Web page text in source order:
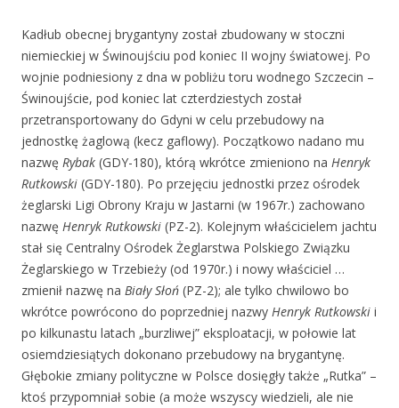
Kadłub obecnej brygantyny został zbudowany w stoczni
niemieckiej w Świnoujściu pod koniec II wojny światowej. Po
wojnie podniesiony z dna w pobliżu toru wodnego Szczecin –
Świnoujście, pod koniec lat czterdziestych został
przetransportowany do Gdyni w celu przebudowy na
jednostkę żaglową (kecz gaflowy). Początkowo nadano mu
nazwę Rybak (GDY-180), którą wkrótce zmieniono na Henryk
Rutkowski (GDY-180). Po przejęciu jednostki przez ośrodek
żeglarski Ligi Obrony Kraju w Jastarni (w 1967r.) zachowano
nazwę Henryk Rutkowski (PZ-2). Kolejnym właścicielem jachtu
stał się Centralny Ośrodek Żeglarstwa Polskiego Związku
Żeglarskiego w Trzebieży (od 1970r.) i nowy właściciel …
zmienił nazwę na Biały Słoń (PZ-2); ale tylko chwilowo bo
wkrótce powrócono do poprzedniej nazwy Henryk Rutkowski i
po kilkunastu latach „burzliwej” eksploatacji, w połowie lat
osiemdziesiątych dokonano przebudowy na brygantynę.
Głębokie zmiany polityczne w Polsce dosięgły także „Rutka” –
ktoś przypomniał sobie (a może wszyscy wiedzieli, ale nie